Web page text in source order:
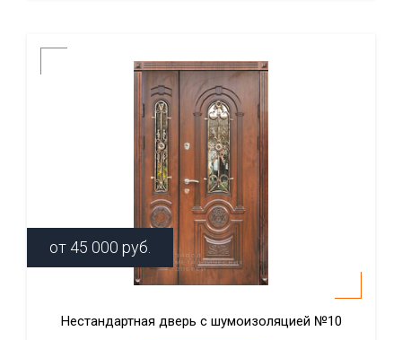
от 45 000 руб.
Нестандартная дверь с шумоизоляцией №10